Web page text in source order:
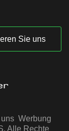
Sie uns
Werbung
Alle Rechte